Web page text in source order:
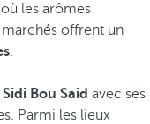
les arômes
offrent un
.
Sidi Bou Said avec ses
Parmi les lieux